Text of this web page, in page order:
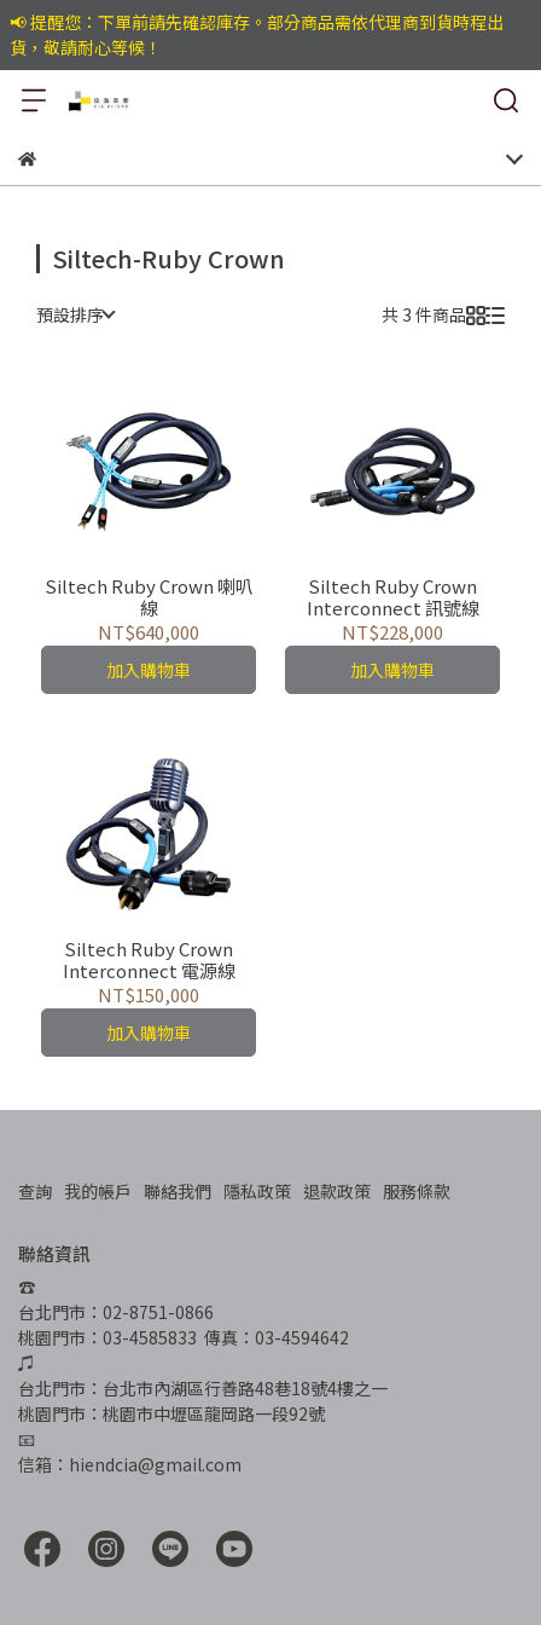
📢 提醒您：下單前請先確認庫存。部分商品需依代理商到貨時程出
貨，敬請耐心等候！
Siltech-Ruby Crown
預設排序 共 3 件商品
Siltech Ruby Crown 喇叭
線
NT$640,000
加入購物車
Siltech Ruby Crown
Interconnect 訊號線
NT$228,000
加入購物車
Siltech Ruby Crown
Interconnect 電源線
NT$150,000
加入購物車
查詢 我的帳戶 聯絡我們 隱私政策 退款政策 服務條款
聯絡資訊
☎︎
台北門市：02-8751-0866
桃園門市：03-4585833  傳真：03-4594642
♫
台北門市：台北市內湖區行善路48巷18號4樓之一
桃園門市：桃園市中壢區龍岡路一段92號
📧
信箱：hiendcia@gmail.com